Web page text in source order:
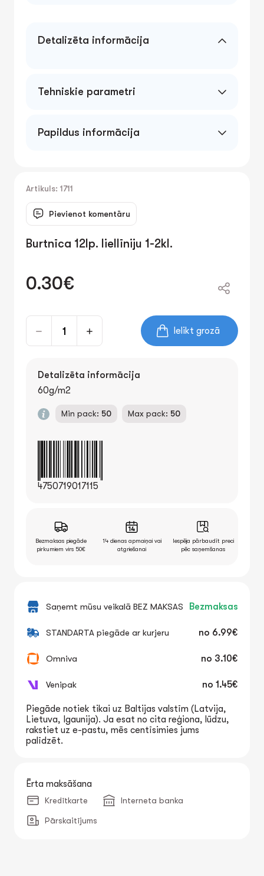
Detalizēta informācija
Tehniskie parametri
Papildus informācija
Artikuls: 1711
Pievienot komentāru
Burtnīca 12lp. liellīniju 1-2kl.
0.30€
Ielikt grozā
Detalizēta informācija
60g/m2
Min pack: 50 Max pack: 50
4750719017115
Bezmaksas piegāde
pirkumiem virs 50€
14 dienas apmaiņai vai
atgriešanai
Iespēja pārbaudīt preci
pēc saņemšanas
Saņemt mūsu veikalā BEZ MAKSAS Bezmaksas
STANDARTA piegāde ar kurjeru no 6.99€
Omniva no 3.10€
Venipak no 1.45€
Piegāde notiek tikai uz Baltijas valstīm (Latvija,
Lietuva, Igaunija). Ja esat no cita reģiona, lūdzu,
rakstiet uz e-pastu, mēs centīsimies jums
palīdzēt.
Ērta maksāšana
Kredītkarte Interneta banka
Pārskaitījums